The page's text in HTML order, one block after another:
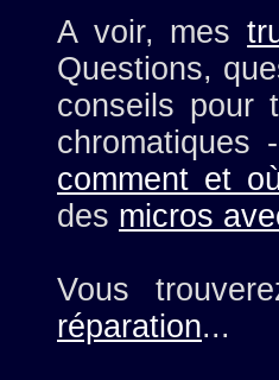
A voir, mes
Questions,
conseils pour
comment et
des micros
Vous
réparation...